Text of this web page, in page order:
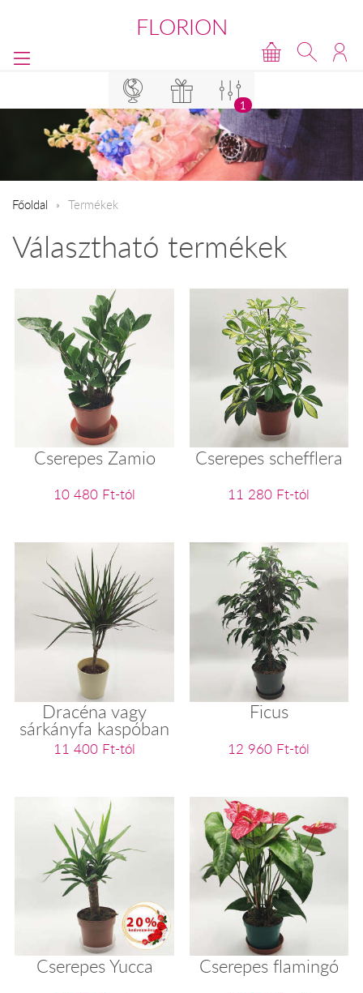
FLORION
1
Főoldal Termékek
Választható termékek
Cserepes Zamio
10 480 Ft-tól
Cserepes schefflera
11 280 Ft-tól
Dracéna vagy
sárkányfa kaspóban
11 400 Ft-tól
Ficus
12 960 Ft-tól
Cserepes Yucca Cserepes flamingó